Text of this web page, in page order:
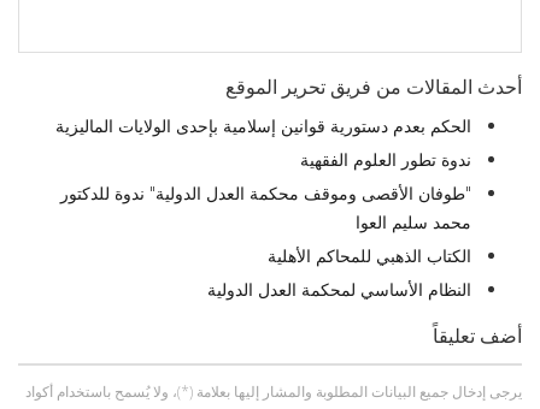
أحدث المقالات من فريق تحرير الموقع
الحكم بعدم دستورية قوانين إسلامية بإحدى الولايات الماليزية
ندوة تطور العلوم الفقهية
"طوفان الأقصى وموقف محكمة العدل الدولية" ندوة للدكتور
محمد سليم العوا
الكتاب الذهبي للمحاكم الأهلية
النظام الأساسي لمحكمة العدل الدولية
أضف تعليقاً
يرجى إدخال جميع البيانات المطلوبة والمشار إليها بعلامة (*)، ولا يُسمح باستخدام أكواد